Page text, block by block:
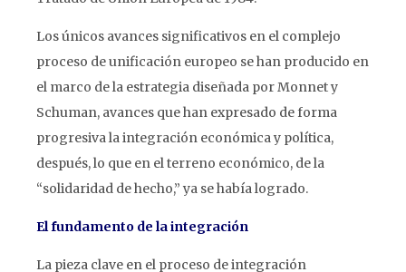
Los únicos avances significativos en el complejo
proceso de unificación europeo se han producido en
el marco de la estrategia diseñada por Monnet y
Schuman, avances que han expresado de forma
progresiva la integración económica y política,
después, lo que en el terreno económico, de la
“solidaridad de hecho,” ya se había logrado.
El fundamento de la integración
La pieza clave en el proceso de integración